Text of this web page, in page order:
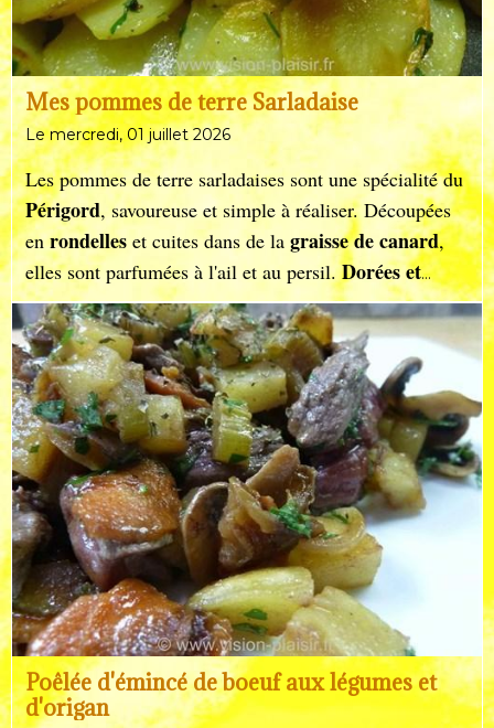
Mes pommes de terre Sarladaise
Le mercredi, 01 juillet 2026
Les pommes de terre sarladaises sont une spécialité du
Périgord, savoureuse et simple à réaliser. Découpées
enrondelles et cuites dans de la graisse de canard,
elles sont parfumées à l'ail et au persil.Dorées et
fondantes, elles accompagnent à merveille confits,
magretset plats rustiques, incarnant la richesse du
terroir français.
Poêlée d'émincé de boeuf aux légumes et
d'origan